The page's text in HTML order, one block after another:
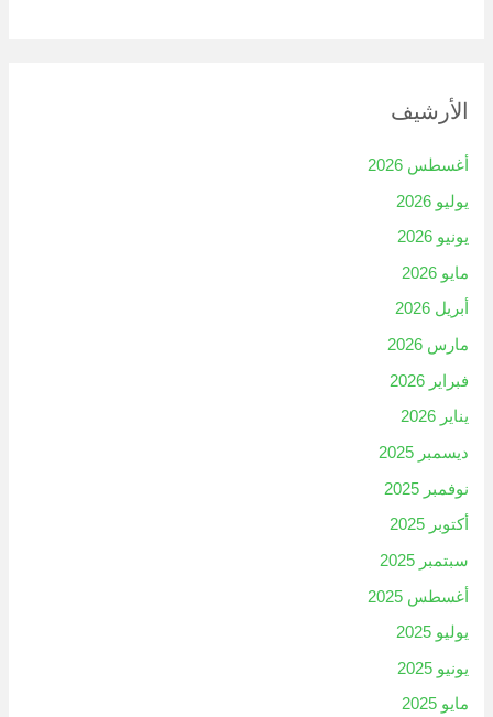
الأرشيف
أغسطس 2026
يوليو 2026
يونيو 2026
مايو 2026
أبريل 2026
مارس 2026
فبراير 2026
يناير 2026
ديسمبر 2025
نوفمبر 2025
أكتوبر 2025
سبتمبر 2025
أغسطس 2025
يوليو 2025
يونيو 2025
مايو 2025